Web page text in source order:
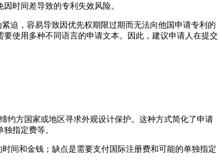
时间差导致的专利失效风险。
迫，容易导致因优先权期限过期而无法向他国申请专利的
使用多种不同语言的申请文本。因此，建议申请人在提交
约方国家或地区寻求外观设计保护。这种方式简化了申请
指定费等。
间和金钱；缺点是需要支付国际注册费和可能的单独指定